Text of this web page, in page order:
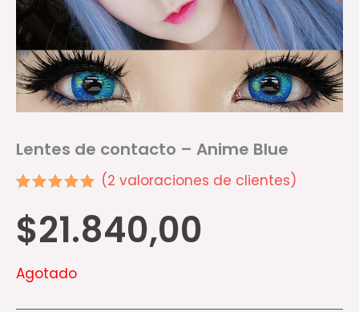
Lentes de contacto – Anime Blue
5.00
sobre 5
basado en
de
clientes
(2 valoraciones de clientes)
$21.840,00
Agotado